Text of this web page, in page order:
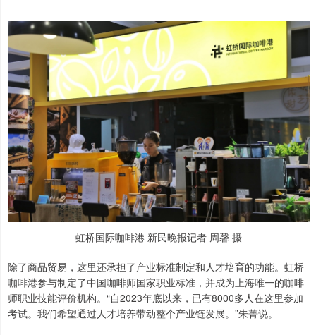
虹桥国际咖啡港 新民晚报记者 周馨 摄
除了商品贸易，这里还承担了产业标准制定和人才培育的功能。虹桥
咖啡港参与制定了中国咖啡师国家职业标准，并成为上海唯一的咖啡
师职业技能评价机构。“自2023年底以来，已有8000多人在这里参加
考试。我们希望通过人才培养带动整个产业链发展。”朱菁说。